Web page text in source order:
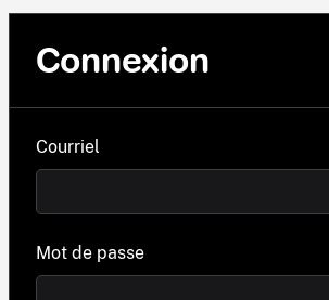
Connexion
Courriel
Mot de passe